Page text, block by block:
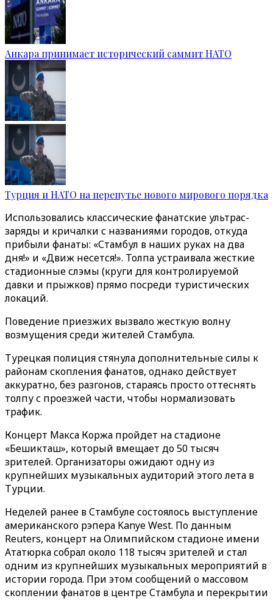
Анкара принимает исторический саммит НАТО
Турция и НАТО на перепутье нового мирового порядка
Использовались классические фанатские ультрас-
заряды и кричалки с названиями городов, откуда
прибыли фанаты: «Стамбул в наших руках на два
дня!» и «Движ несется!». Толпа устраивала жесткие
стадионные слэмы (круги для контролируемой
давки и прыжков) прямо посреди туристических
локаций.
Поведение приезжих вызвало жесткую волну
возмущения среди жителей Стамбула.
Турецкая полиция стянула дополнительные силы к
районам скопления фанатов, однако действует
аккуратно, без разгонов, стараясь просто оттеснять
толпу с проезжей части, чтобы нормализовать
трафик.
Концерт Макса Коржа пройдет на стадионе
«Бешикташ», который вмещает до 50 тысяч
зрителей. Организаторы ожидают одну из
крупнейших музыкальных аудиторий этого лета в
Турции.
Неделей ранее в Стамбуле состоялось выступление
американского рэпера Kanye West. По данным
Reuters, концерт на Олимпийском стадионе имени
Ататюрка собрал около 118 тысяч зрителей и стал
одним из крупнейших музыкальных мероприятий в
истории города. При этом сообщений о массовом
скоплении фанатов в центре Стамбула и перекрытии